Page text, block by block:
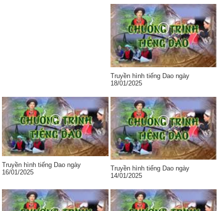
Truyền hình tiếng Dao ngày
18/01/2025
Truyền hình tiếng Dao ngày
16/01/2025
Truyền hình tiếng Dao ngày
14/01/2025